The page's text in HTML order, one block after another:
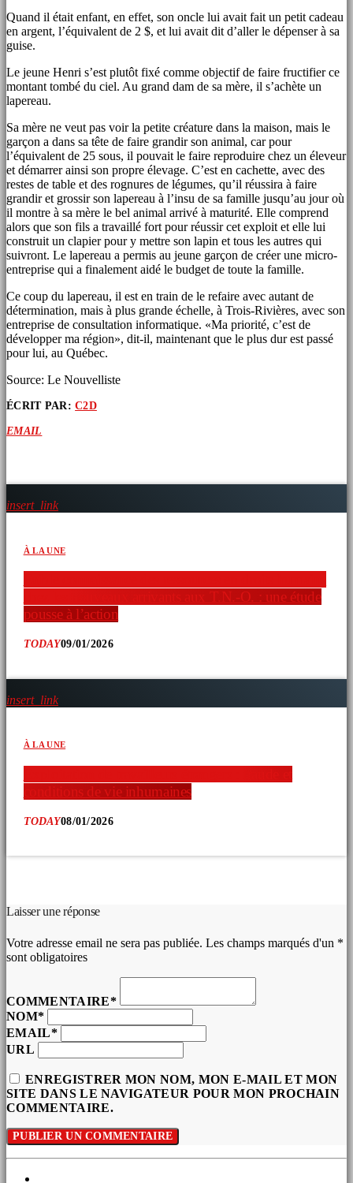
Quand il était enfant, en effet, son oncle lui avait fait un petit cadeau
en argent, l’équivalent de 2 $, et lui avait dit d’aller le dépenser à sa
guise.
Le jeune Henri s’est plutôt fixé comme objectif de faire fructifier ce
montant tombé du ciel. Au grand dam de sa mère, il s’achète un
lapereau.
Sa mère ne veut pas voir la petite créature dans la maison, mais le
garçon a dans sa tête de faire grandir son animal, car pour
l’équivalent de 25 sous, il pouvait le faire reproduire chez un éleveur
et démarrer ainsi son propre élevage. C’est en cachette, avec des
restes de table et des rognures de légumes, qu’il réussira à faire
grandir et grossir son lapereau à l’insu de sa famille jusqu’au jour où
il montre à sa mère le bel animal arrivé à maturité. Elle comprend
alors que son fils a travaillé fort pour réussir cet exploit et elle lui
construit un clapier pour y mettre son lapin et tous les autres qui
suivront. Le lapereau a permis au jeune garçon de créer une micro-
entreprise qui a finalement aidé le budget de toute la famille.
Ce coup du lapereau, il est en train de le refaire avec autant de
détermination, mais à plus grande échelle, à Trois-Rivières, avec son
entreprise de consultation informatique. «Ma priorité, c’est de
développer ma région», dit-il, maintenant que le plus dur est passé
pour lui, au Québec.
Source: Le Nouvelliste
ÉCRIT PAR:C2D
EMAIL
insert_link
À LA UNE
chez les nouveaux arrivants aux T.N.-O. : une étude
pousse à l’action
TODAY09/01/2026
insert_link
À LA UNE
conditions de vie inhumaines
TODAY08/01/2026
Laisser une réponse
Votre adresse email ne sera pas publiée. Les champs marqués d'un *
sont obligatoires
COMMENTAIRE*
NOM*
EMAIL*
URL
ENREGISTRER MON NOM, MON E-MAIL ET MON
SITE DANS LE NAVIGATEUR POUR MON PROCHAIN
COMMENTAIRE.